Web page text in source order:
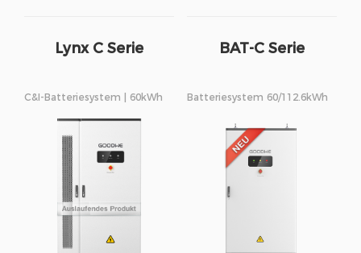
Lynx C Serie
C&I-Batteriesystem | 60kWh
BAT-C Serie
Batteriesystem 60/112.6kWh